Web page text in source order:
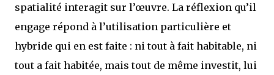
spatialité interagit sur l’œuvre. La réflexion qu’il
engage répond à l’utilisation particulière et
hybride qui en est faite : ni tout à fait habitable, ni
tout a fait habitée, mais tout de même investit, lui